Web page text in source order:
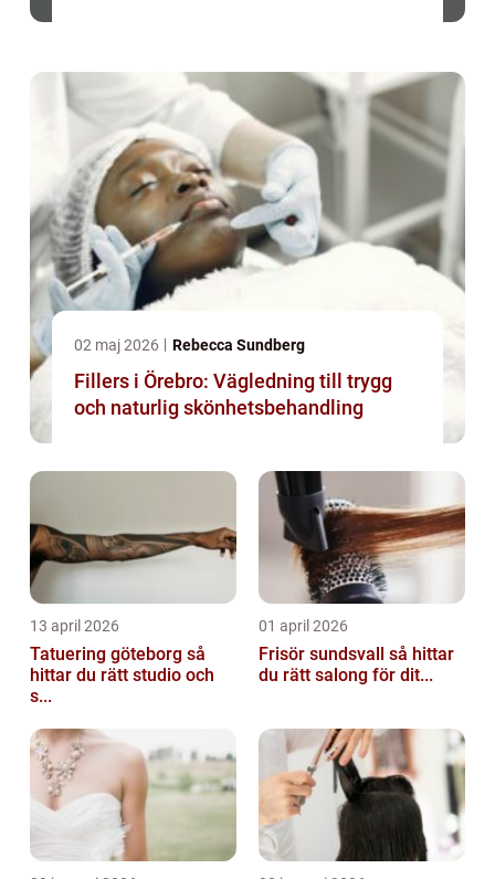
02 maj 2026 Rebecca Sundberg
Fillers i Örebro: Vägledning till trygg
och naturlig skönhetsbehandling
13 april 2026
Tatuering göteborg så
hittar du rätt studio och
s...
01 april 2026
Frisör sundsvall så hittar
du rätt salong för dit...